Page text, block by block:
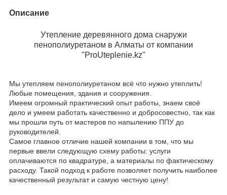
Описание
Утепление деревянного дома снаружи
пенополиуретаном в Алматы от компании
"ProUteplenie.kz"
Мы утепляем пенополиуретаном всё что нужно утеплить!
Любые помещения, здания и сооружения.
Имеем огромный практический опыт работы, знаем своё
дело и умеем работать качественно и добросовестно, так как
мы прошли путь от мастеров по напылению ППУ до
руководителей.
Самое главное отличие нашей компании в том, что мы
первые ввели следующую схему работы: услуги
оплачиваются по квадратуре, а материалы по фактическому
расходу. Такой подход к работе позволяет получить наиболее
качественный результат и самую честную цену!